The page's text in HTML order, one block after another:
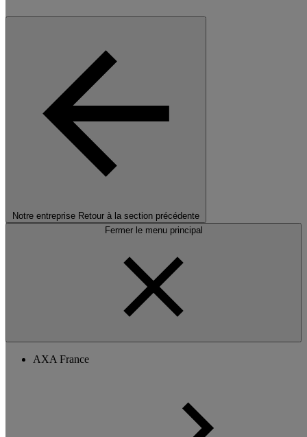
Notre entreprise Retour à la section précédente
Fermer le menu principal
AXA France